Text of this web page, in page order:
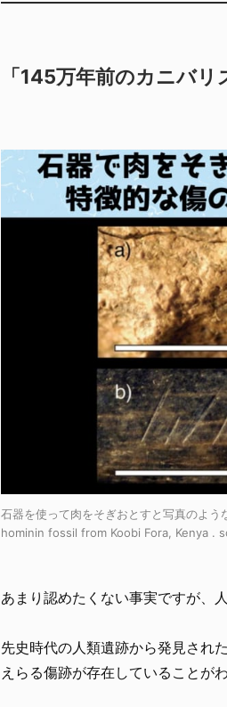
「145万年前のカニバ
石器を使って肉をそぎおとすと写真のよ
hominin fossil from Koobi Fora, Kenya .
あまり認めたくない事実ですが、
先史時代の人類遺跡から発見され
えらる傷跡が存在していることが